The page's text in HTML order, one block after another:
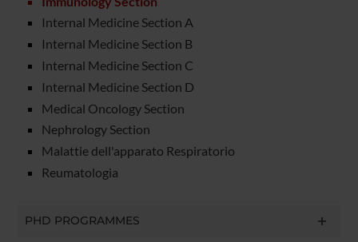
Internal Medicine Section A
Internal Medicine Section B
Internal Medicine Section C
Internal Medicine Section D
Medical Oncology Section
Nephrology Section
Malattie dell'apparato Respiratorio
Reumatologia
PHD PROGRAMMES